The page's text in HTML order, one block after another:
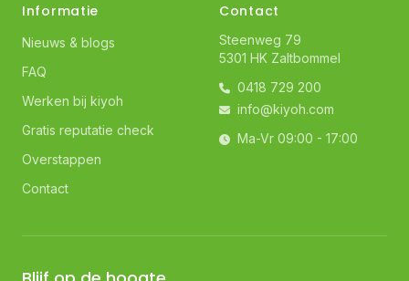
Informatie
Nieuws & blogs
FAQ
Werken bij kiyoh
Gratis reputatie check
Overstappen
Contact
Contact
Steenweg 79
5301 HK Zaltbommel
0418 729 200
info@kiyoh.com
Ma-Vr 09:00 - 17:00